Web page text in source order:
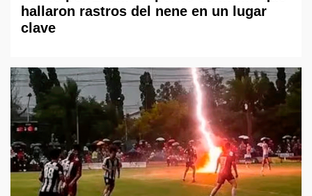
hallaron rastros del nene en un lugar
clave